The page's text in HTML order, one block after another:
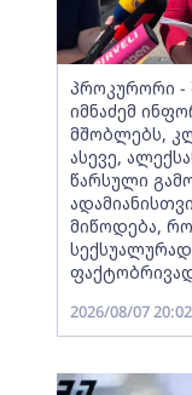
პროკურორი -
იმნაძემ
მშობლებს,
ასევე,
წარსული
მიწოდება,
2026/08/07 20:02